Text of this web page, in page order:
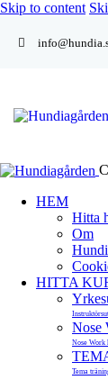
Skip to content
HEM
Hitta
Om
HITTA
Nose
Nose Work
Tema